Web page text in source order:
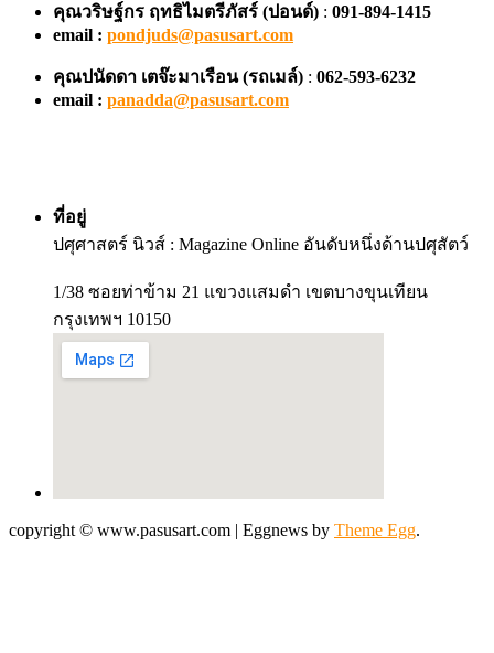
คุณวริษฐ์กร ฤทธิไมตรีภัสร์ (ปอนด์) : 091-894-1415
email : pondjuds@pasusart.com
คุณปนัดดา เตจ๊ะมาเรือน (รถเมล์) : 062-593-6232
email : panadda@pasusart.com
ที่อยู่
ปศุศาสตร์ นิวส์ : Magazine Online อันดับหนึ่งด้านปศุสัตว์
1/38 ซอยท่าข้าม 21 แขวงแสมดำ เขตบางขุนเทียน
กรุงเทพฯ 10150
copyright © www.pasusart.com | Eggnews by Theme Egg.